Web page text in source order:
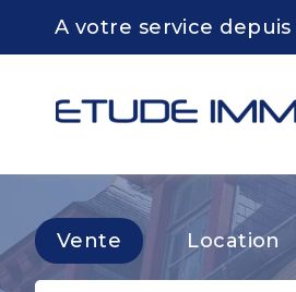
A votre service
Vente Location